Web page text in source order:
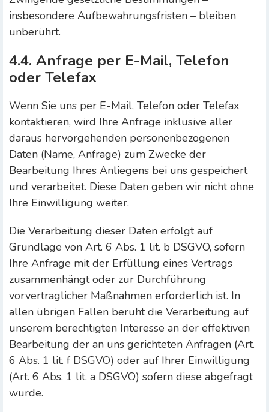
insbesondere Aufbewahrungsfristen – bleiben
unberührt.
4.4. Anfrage per E-Mail, Telefon
oder Telefax
Wenn Sie uns per E-Mail, Telefon oder Telefax
kontaktieren, wird Ihre Anfrage inklusive aller
daraus hervorgehenden personenbezogenen
Daten (Name, Anfrage) zum Zwecke der
Bearbeitung Ihres Anliegens bei uns gespeichert
und verarbeitet. Diese Daten geben wir nicht ohne
Ihre Einwilligung weiter.
Die Verarbeitung dieser Daten erfolgt auf
Grundlage von Art. 6 Abs. 1 lit. b DSGVO, sofern
Ihre Anfrage mit der Erfüllung eines Vertrags
zusammenhängt oder zur Durchführung
vorvertraglicher Maßnahmen erforderlich ist. In
allen übrigen Fällen beruht die Verarbeitung auf
unserem berechtigten Interesse an der effektiven
Bearbeitung der an uns gerichteten Anfragen (Art.
6 Abs. 1 lit. f DSGVO) oder auf Ihrer Einwilligung
(Art. 6 Abs. 1 lit. a DSGVO) sofern diese abgefragt
wurde.